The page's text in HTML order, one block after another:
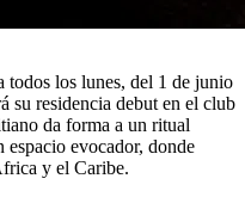
los lunes, del 1 de junio
su residencia debut en el club
da forma a un ritual
espacio evocador, donde
y el Caribe.